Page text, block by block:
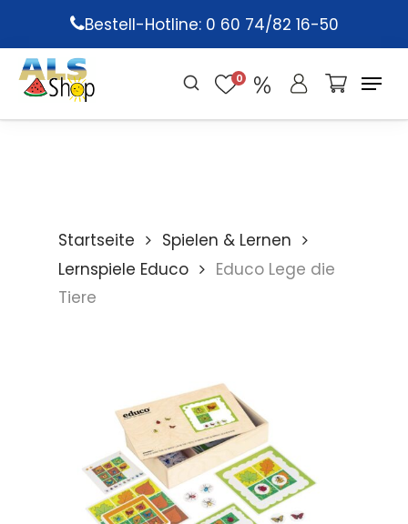
main
content
Bestell-Hotline: 0 60 74/82 16-50
0
Startseite
Spielen & Lernen
Lernspiele Educo
Educo Lege die
Tiere